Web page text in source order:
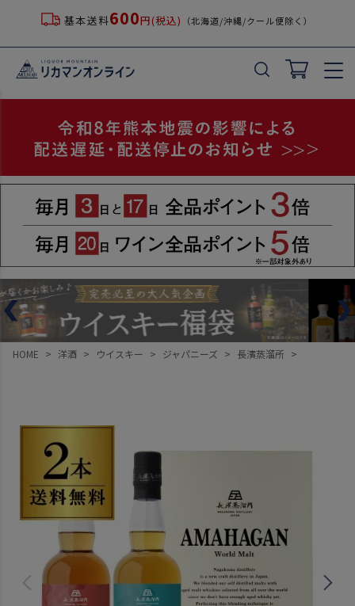
基本送料600円(税込) （北海道/沖縄/クール便除く）
HOME 洋酒 ウイスキー ジャパニーズ 長濱蒸溜所